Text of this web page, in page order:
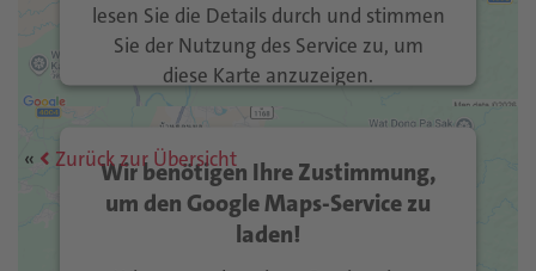
lesen Sie die Details durch und stimmen
Sie der Nutzung des Service zu, um
diese Karte anzuzeigen.
Mehr Informationen
Akzeptieren
Usercentrics Consent
Wir benötigen Ihre Zustimmung,
um den Google Maps-Service zu
laden!
Zurück zur Übersicht